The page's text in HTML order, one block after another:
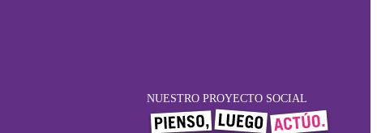
NUESTRO PROYECTO SOCIAL